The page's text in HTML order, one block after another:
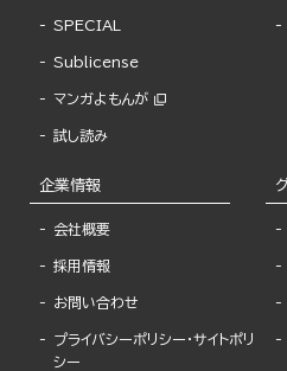
SPECIAL
Sublicense
マンガよもんが
試し読み
企業情報
会社概要
採用情報
お問い合わせ
プライバシーポリシー・サイトポリ
シー